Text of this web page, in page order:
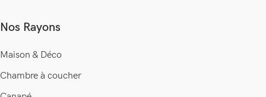
Nos Rayons
Maison & Déco
Chambre à coucher